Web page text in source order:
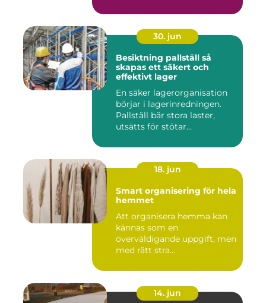
30. jun
Besiktning pallställ så
skapas ett säkert och
effektivt lager
En säker lagerorganisation
börjar i lagerinredningen.
Pallställ bär stora laster,
utsätts för stötar...
18. jun
Smart organisering för hela
hemmet
Att organisera hemma kan
kännas som en
överväldigande uppgift, men
med rätt stra...
14. jun